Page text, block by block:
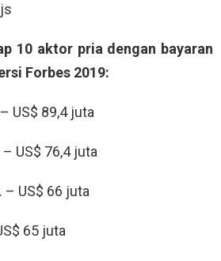
10 aktor pria dengan bayaran
Forbes 2019:
US$ 89,4 juta
US$ 76,4 juta
– US$ 66 juta
65 juta